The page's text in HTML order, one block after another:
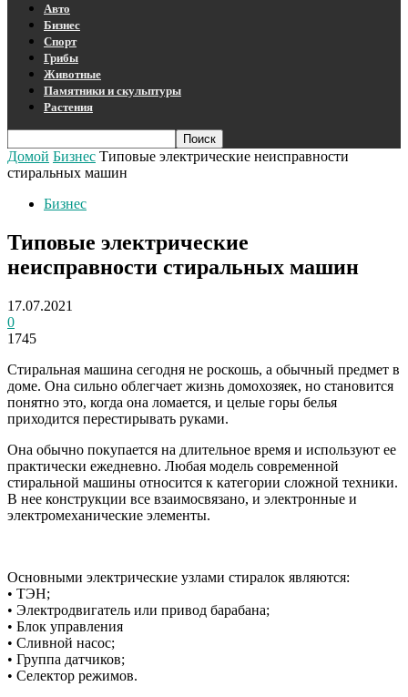
Авто
Бизнес
Спорт
Грибы
Животные
Памятники и скульптуры
Растения
Домой Бизнес Типовые электрические неисправности
стиральных машин
Бизнес
Типовые электрические
неисправности стиральных машин
17.07.2021
0
1745
Стиральная машина сегодня не роскошь, а обычный предмет в
доме. Она сильно облегчает жизнь домохозяек, но становится
понятно это, когда она ломается, и целые горы белья
приходится перестирывать руками.
Она обычно покупается на длительное время и используют ее
практически ежедневно. Любая модель современной
стиральной машины относится к категории сложной техники.
В нее конструкции все взаимосвязано, и электронные и
электромеханические элементы.
Основными электрические узлами стиралок являются:
• ТЭН;
• Электродвигатель или привод барабана;
• Блок управления
• Сливной насос;
• Группа датчиков;
• Селектор режимов.